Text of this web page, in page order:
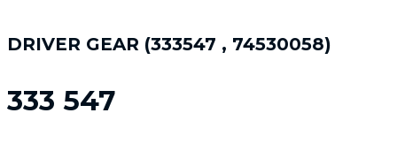
DRIVER GEAR (333547 , 74530058)
333 547